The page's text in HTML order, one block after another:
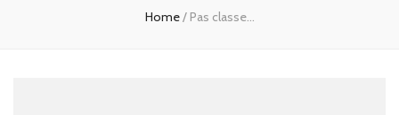
Home/ Pas classe…